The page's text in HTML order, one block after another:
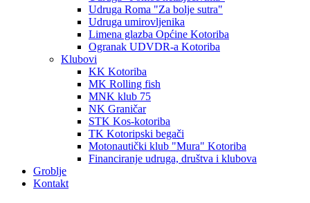
Udruga Roma "Za bolje sutra"
Udruga umirovljenika
Limena glazba Općine Kotoriba
Ogranak UDVDR-a Kotoriba
Klubovi
KK Kotoriba
MK Rolling fish
MNK klub 75
NK Graničar
STK Kos-kotoriba
TK Kotoripski begači
Motonautički klub "Mura" Kotoriba
Financiranje udruga, društva i klubova
Groblje
Kontakt